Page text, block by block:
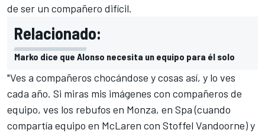
de ser un compañero difícil.
Relacionado:
Marko dice que Alonso necesita un equipo para él solo
"Ves a compañeros chocándose y cosas así, y lo ves
cada año. Si miras mis imágenes con compañeros de
equipo, ves los rebufos en Monza, en Spa (cuando
compartía equipo en McLaren con Stoffel Vandoorne) y